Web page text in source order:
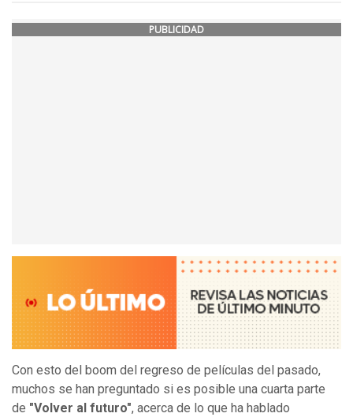
PUBLICIDAD
Con esto del boom del regreso de películas del pasado,
muchos se han preguntado si es posible una cuarta parte
de "Volver al futuro", acerca de lo que ha hablado